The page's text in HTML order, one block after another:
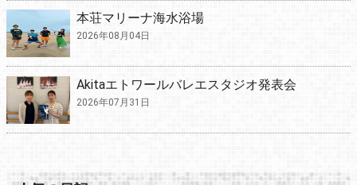
本荘マリーナ海水浴場
2026年08月04日
Akitaエトワールバレエスタジオ発表会
2026年07月31日